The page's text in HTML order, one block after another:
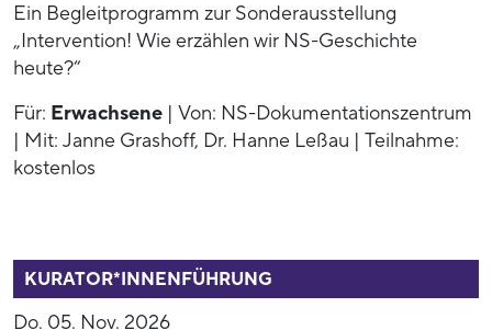
Ein Begleitprogramm zur Sonderausstellung
„Intervention! Wie erzählen wir NS-Geschichte
heute?“
Für: Erwachsene | Von: NS-Dokumentationszentrum
| Mit: Janne Grashoff, Dr. Hanne Leßau | Teilnahme:
kostenlos
KURATOR*INNENFÜHRUNG
Do. 05. Nov. 2026